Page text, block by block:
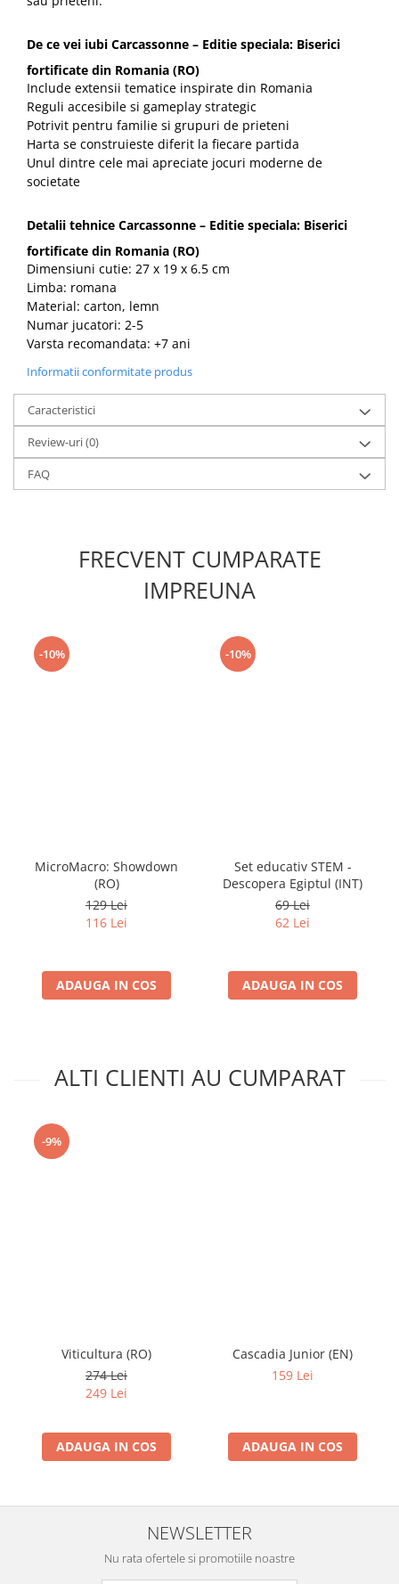
De ce vei iubi Carcassonne – Editie speciala: Biserici
fortificate din Romania (RO)
Include extensii tematice inspirate din Romania
Reguli accesibile si gameplay strategic
Potrivit pentru familie si grupuri de prieteni
Harta se construieste diferit la fiecare partida
Unul dintre cele mai apreciate jocuri moderne de
societate
Detalii tehnice Carcassonne – Editie speciala: Biserici
fortificate din Romania (RO)
Dimensiuni cutie: 27 x 19 x 6.5 cm
Limba: romana
Material: carton, lemn
Numar jucatori: 2-5
Varsta recomandata: +7 ani
Informatii conformitate produs
Caracteristici
Review-uri(0)
FAQ
FRECVENT CUMPARATE
IMPREUNA
-10%
MicroMacro: Showdown
(RO)
129 Lei
116 Lei
ADAUGA IN COS
-10%
Set educativ STEM -
Descopera Egiptul (INT)
69 Lei
62 Lei
ADAUGA IN COS
ALTI CLIENTI AU CUMPARAT
-9%
Viticultura (RO)
274 Lei
249 Lei
ADAUGA IN COS
Cascadia Junior (EN)
159 Lei
ADAUGA IN COS
NEWSLETTER
Nu rata ofertele si promotiile noastre